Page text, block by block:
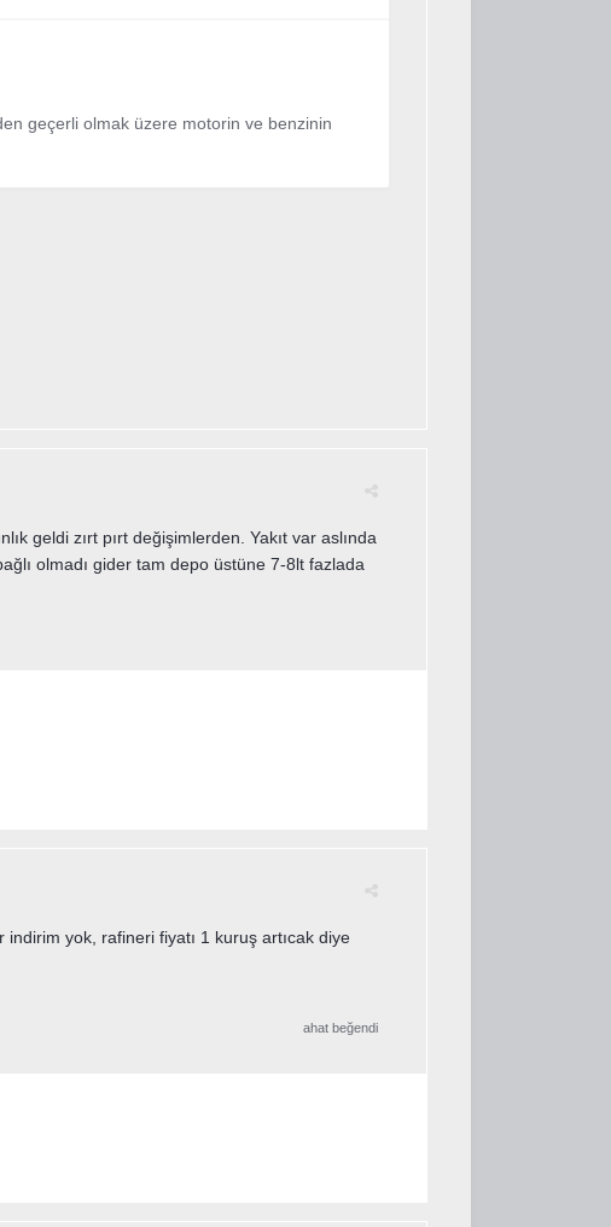
geçerli olmak üzere motorin ve benzinin
geldi zırt pırt değişimlerden. Yakıt var aslında
olmadı gider tam depo üstüne 7-8lt fazlada
yok, rafineri fiyatı 1 kuruş artıcak diye
ahatbeğendi